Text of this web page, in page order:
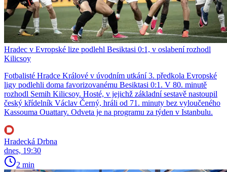
Hradec v Evropské lize podlehl Besiktasi 0:1, v oslabení rozhodl
Kilicsoy
Fotbalisté Hradce Králové v úvodním utkání 3. předkola Evropské
ligy podlehli doma favorizovanému Besiktasi 0:1. V 80. minutě
rozhodl Semih Kilicsoy. Hosté, v jejichž základní sestavě nastoupil
český křídelník Václav Černý, hráli od 71. minuty bez vyloučeného
Kassouma Ouattary. Odveta je na programu za týden v Istanbulu.
Hradecká Drbna
dnes, 19:30
2 min